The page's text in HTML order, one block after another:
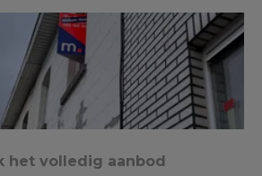
het volledig aanbod